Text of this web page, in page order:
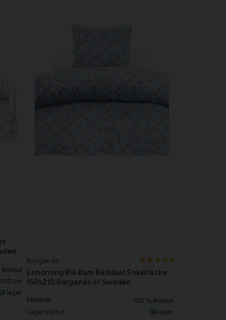
Bomull
cm
I lager
Borganäs
Enhörning Blå Barn Bäddset Enkeltäcke
150x210 Borganäs of Sweden
Material 100 % Bomull
Lagerstatus I lager